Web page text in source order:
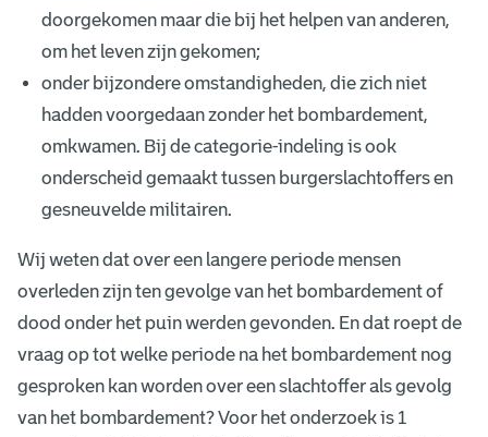
doorgekomen maar die bij het helpen van anderen,
om het leven zijn gekomen;
onder bijzondere omstandigheden, die zich niet
hadden voorgedaan zonder het bombardement,
omkwamen. Bij de categorie-indeling is ook
onderscheid gemaakt tussen burgerslachtoffers en
gesneuvelde militairen.
Wij weten dat over een langere periode mensen
overleden zijn ten gevolge van het bombardement of
dood onder het puin werden gevonden. En dat roept de
vraag op tot welke periode na het bombardement nog
gesproken kan worden over een slachtoffer als gevolg
van het bombardement? Voor het onderzoek is 1